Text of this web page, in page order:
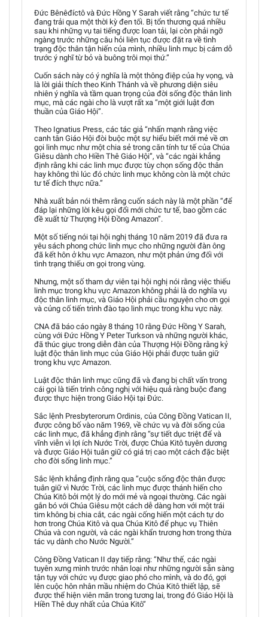
Đức Bênêđíctô và Đức Hồng Y Sarah viết rằng “chức tư tế
đang trải qua một thời kỳ đen tối. Bị tổn thương quá nhiều
sau khi những vụ tai tiếng được loan tải, lại còn phải ngỡ
ngàng trước những câu hỏi liên tục được đặt ra về tình
trạng độc thân tận hiến của mình, nhiều linh mục bị cám dỗ
trước ý nghĩ từ bỏ và buông trôi mọi thứ.”
Cuốn sách này có ý nghĩa là một thông điệp của hy vọng, và
là lời giải thích theo Kinh Thánh và về phương diện siêu
nhiên ý nghĩa và tầm quan trọng của đời sống độc thân linh
mục, mà các ngài cho là vượt rất xa “một giới luật đơn
thuần của Giáo Hội”.
Theo Ignatius Press, các tác giả “nhấn mạnh rằng việc
canh tân Giáo Hội đòi buộc một sự hiểu biết mới mẻ về ơn
gọi linh mục như một chia sẻ trong căn tính tư tế của Chúa
Giêsu dành cho Hiền Thê Giáo Hội”, và “các ngài khẳng
định rằng khi các linh mục được tùy chọn sống độc thân
hay không thì lúc đó chức linh mục không còn là một chức
tư tế đích thực nữa.”
Nhà xuất bản nói thêm rằng cuốn sách này là một phần “để
đáp lại những lời kêu gọi đổi mới chức tư tế, bao gồm các
đề xuất từ Thượng Hội Đồng Amazon”.
Một số tiếng nói tại hội nghị tháng 10 năm 2019 đã đưa ra
yêu sách phong chức linh mục cho những người đàn ông
đã kết hôn ở khu vực Amazon, như một phản ứng đối với
tình trạng thiếu ơn gọi trong vùng.
Nhưng, một số tham dự viên tại hội nghị nói rằng việc thiếu
linh mục trong khu vực Amazon không phải là do nghĩa vụ
độc thân linh mục, và Giáo Hội phải cầu nguyện cho ơn gọi
và củng cố tiến trình đào tạo linh mục trong khu vực này.
CNA đã báo cáo ngày 8 tháng 10 rằng Đức Hồng Y Sarah,
cùng với Đức Hồng Y Peter Turkson và những người khác,
đã thúc giục trong diễn đàn của Thượng Hội Đồng rằng kỷ
luật độc thân linh mục của Giáo Hội phải được tuân giữ
trong khu vực Amazon.
Luật độc thân linh mục cũng đã và đang bị chất vấn trong
cái gọi là tiến trình công nghị với hiệu quả ràng buộc đang
được thực hiện trong Giáo Hội tại Đức.
Sắc lệnh Presbyterorum Ordinis, của Công Đồng Vatican II,
được công bố vào năm 1969, về chức vụ và đời sống của
các linh mục, đã khẳng định rằng “sự tiết dục triệt để và
vĩnh viễn vì lợi ích Nước Trời, được Chúa Kitô tuyên dương
và được Giáo Hội tuân giữ có giá trị cao một cách đặc biệt
cho đời sống linh mục.”
Sắc lệnh khẳng định rằng qua “cuộc sống độc thân được
tuân giữ vì Nước Trời, các linh mục được thánh hiến cho
Chúa Kitô bởi một lý do mới mẻ và ngoại thường. Các ngài
gắn bó với Chúa Giêsu một cách dễ dàng hơn với một trái
tim không bị chia cắt, các ngài cống hiến một cách tự do
hơn trong Chúa Kitô và qua Chúa Kitô để phục vụ Thiên
Chúa và con người, và các ngài khẩn trương hơn trong thừa
tác vụ dành cho Nước Người.”
Công Đồng Vatican II dạy tiếp rằng: “Như thế, các ngài
tuyên xưng mình trước nhân loại như những người sẵn sàng
tận tụy với chức vụ được giao phó cho mình, và do đó, gợi
lên cuộc hôn nhân mầu nhiệm do Chúa Kitô thiết lập, sẽ
được thể hiện viên mãn trong tương lai, trong đó Giáo Hội là
Hiền Thê duy nhất của Chúa Kitô”